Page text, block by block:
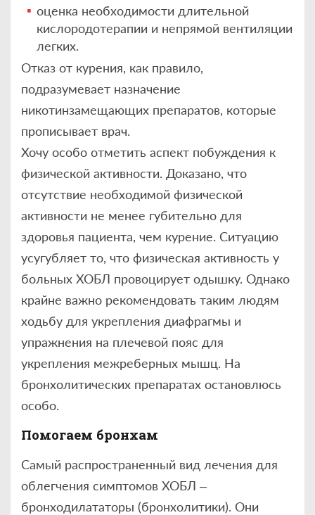
оценка необходимости длительной
кислородотерапии и непрямой вентиляции
легких.
Отказ от курения, как правило,
подразумевает назначение
никотинзамещающих препаратов, которые
прописывает врач.
Хочу особо отметить аспект побуждения к
физической активности. Доказано, что
отсутствие необходимой физической
активности не менее губительно для
здоровья пациента, чем курение. Ситуацию
усугубляет то, что физическая активность у
больных ХОБЛ провоцирует одышку. Однако
крайне важно рекомендовать таким людям
ходьбу для укрепления диафрагмы и
упражнения на плечевой пояс для
укрепления межреберных мышц. На
бронхолитических препаратах остановлюсь
особо.
Помогаем бронхам
Самый распространенный вид лечения для
облегчения симптомов ХОБЛ –
бронходилататоры (бронхолитики). Они